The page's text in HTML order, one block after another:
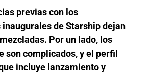
previas con los
de Starship dejan
Por un lado, los
son complicados, y el perfil
incluye lanzamiento y